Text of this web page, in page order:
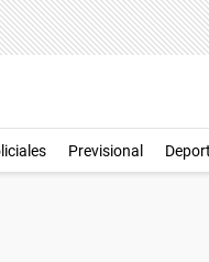
Previsional